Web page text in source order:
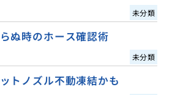
未分類
ぬ時のホース確認術
未分類
トノズル不動凍結かも